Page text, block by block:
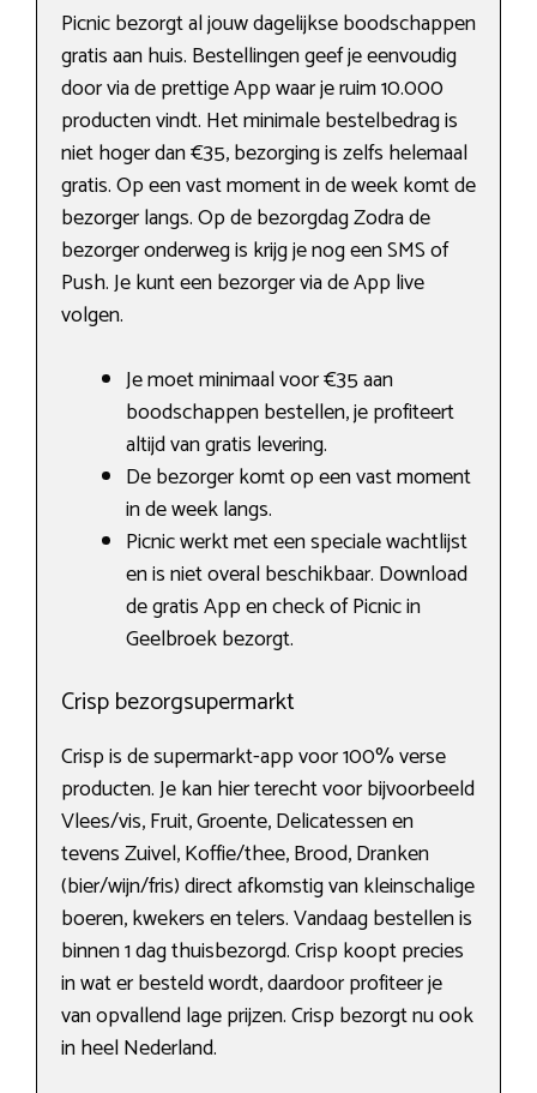
Picnic bezorgt al jouw dagelijkse boodschappen
gratis aan huis. Bestellingen geef je eenvoudig
door via de prettige App waar je ruim 10.000
producten vindt. Het minimale bestelbedrag is
niet hoger dan €35, bezorging is zelfs helemaal
gratis. Op een vast moment in de week komt de
bezorger langs. Op de bezorgdag Zodra de
bezorger onderweg is krijg je nog een SMS of
Push. Je kunt een bezorger via de App live
volgen.
Je moet minimaal voor €35 aan
boodschappen bestellen, je profiteert
altijd van gratis levering.
De bezorger komt op een vast moment
in de week langs.
Picnic werkt met een speciale wachtlijst
en is niet overal beschikbaar. Download
de gratis App en check of Picnic in
Geelbroek bezorgt.
Crisp bezorgsupermarkt
Crisp is de supermarkt-app voor 100% verse
producten. Je kan hier terecht voor bijvoorbeeld
Vlees/vis, Fruit, Groente, Delicatessen en
tevens Zuivel, Koffie/thee, Brood, Dranken
(bier/wijn/fris) direct afkomstig van kleinschalige
boeren, kwekers en telers. Vandaag bestellen is
binnen 1 dag thuisbezorgd. Crisp koopt precies
in wat er besteld wordt, daardoor profiteer je
van opvallend lage prijzen. Crisp bezorgt nu ook
in heel Nederland.